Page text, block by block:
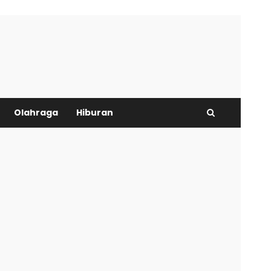
Olahraga Hiburan